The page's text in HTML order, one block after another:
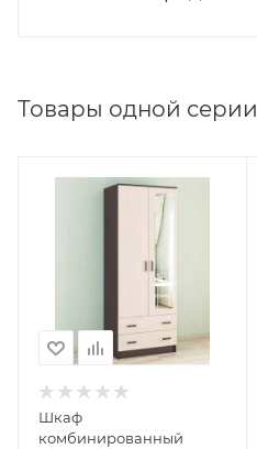
Товары одной серии
Шкаф
комбинированный